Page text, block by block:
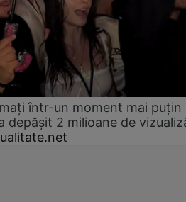
într-un moment mai puțin
depășit 2 milioane de